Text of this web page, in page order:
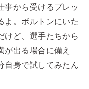
事から受けるプレッ
よ。ボルトンにいた
けど、選手たちから
出る場合に備え
自身で試してみたん